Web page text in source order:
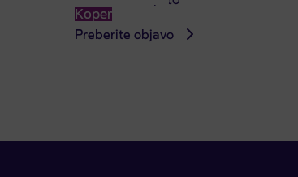
Koper
Preberite objavo